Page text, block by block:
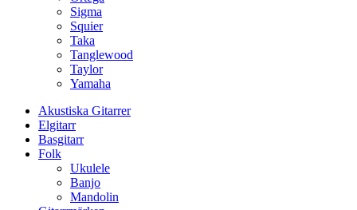
Sigma
Squier
Taka
Tanglewood
Taylor
Yamaha
Akustiska Gitarrer
Elgitarr
Basgitarr
Folk
Ukulele
Banjo
Mandolin